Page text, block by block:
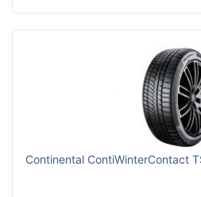
Continental ContiWinterContact